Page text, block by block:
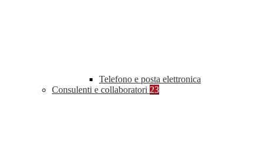
Telefono e posta elettronica
Consulenti e collaboratori 23